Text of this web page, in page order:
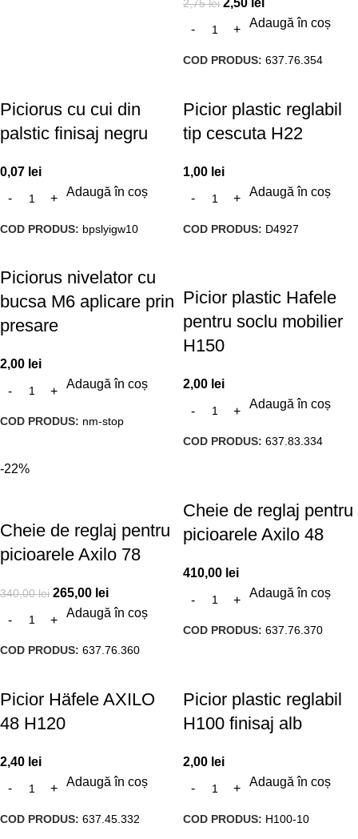
2,75lei
Adaugă în coș
COD PRODUS: 637.76.354
Piciorus cu cui din
palstic finisaj negru
0,07 lei
Adaugă în coș
COD PRODUS: bpslyigw10
Picior plastic reglabil
tip cescuta H22
1,00 lei
Adaugă în coș
COD PRODUS: D4927
Piciorus nivelator cu
bucsa M6 aplicare prin
presare
2,00 lei
Adaugă în coș
COD PRODUS: nm-stop
Picior plastic Hafele
pentru soclu mobilier
H150
2,00 lei
Adaugă în coș
COD PRODUS: 637.83.334
-22%
Cheie de reglaj pentru
picioarele Axilo 78
340,00lei 265,00 lei
Adaugă în coș
COD PRODUS: 637.76.360
Cheie de reglaj pentru
picioarele Axilo 48
410,00 lei
Adaugă în coș
COD PRODUS: 637.76.370
Picior Häfele AXILO
48 H120
2,40 lei
Adaugă în coș
COD PRODUS: 637.45.332
Picior plastic reglabil
H100 finisaj alb
2,00 lei
Adaugă în coș
COD PRODUS: H100-10